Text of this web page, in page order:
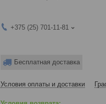
+375 (25) 701-11-81
Бесплатная доставка
Условия оплаты и доставки